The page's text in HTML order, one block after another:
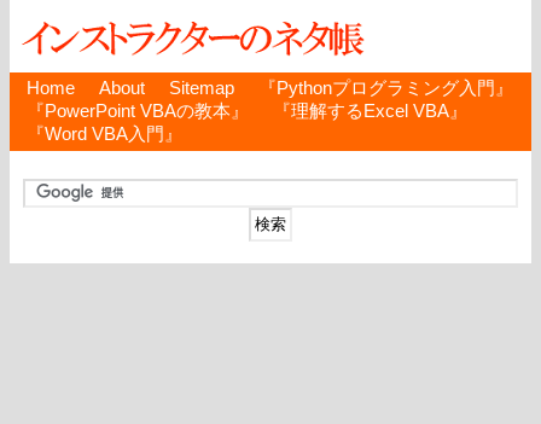
Home About Sitemap
『Pythonプログラミング入門』
『PowerPoint VBAの教本』
『理解するExcel VBA』
『Word VBA入門』